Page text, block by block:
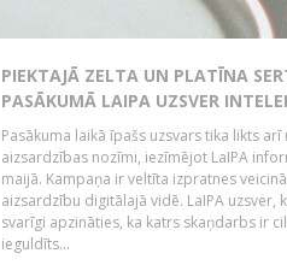
PIEKTAJĀ ZELTA UN PLATĪNA
PASĀKUMĀ LAIPA UZSVER
Pasākuma laikā īpašs uzsvars tika likts
aizsardzības nozīmi, iezīmējot LaIPA
maijā. Kampaņa ir veltīta izpratnes
aizsardzību digitālajā vidē. LaIPA uzsver,
svarīgi apzināties, ka katrs skaņdarbs ir
ieguldīts...